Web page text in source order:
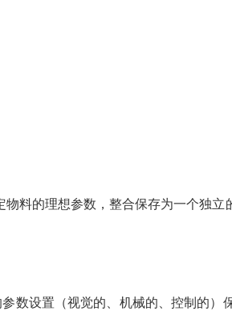
物料的理想参数，整合保存为一个独立
数设置（视觉的、机械的、控制的）